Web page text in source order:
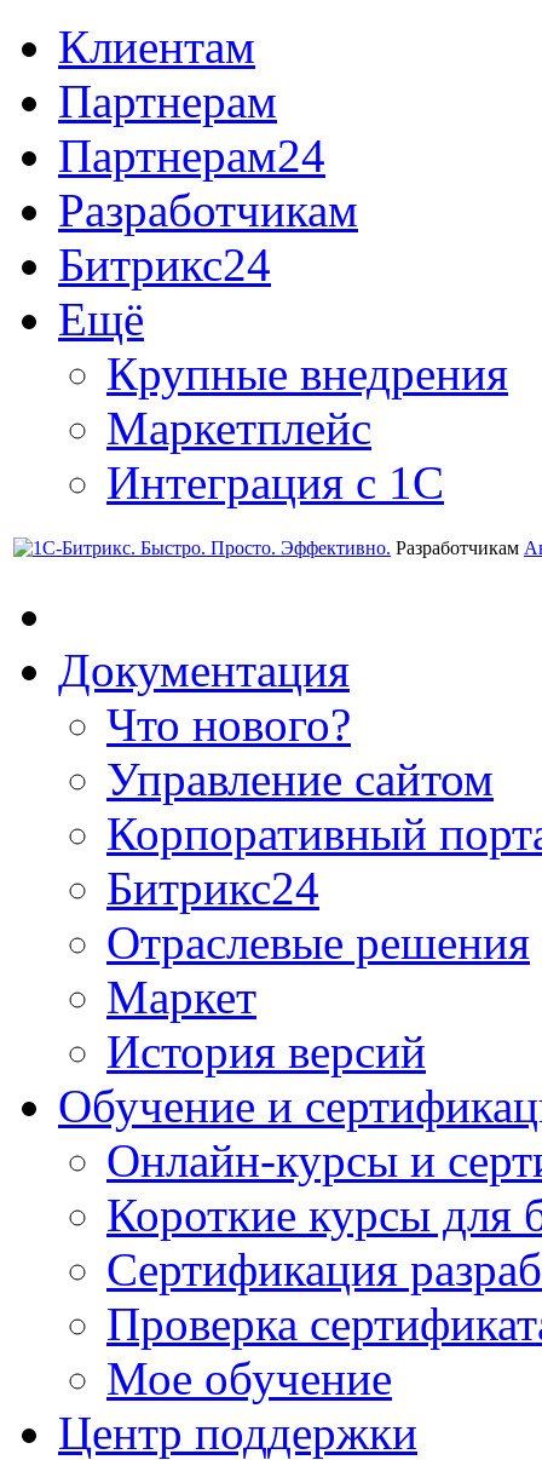
Клиентам
Партнерам
Партнерам24
Разработчикам
Битрикс24
Ещё
Крупные внедрения
Маркетплейс
Интеграция с 1С
Разработчикам
Документация
Что нового?
Управление сайтом
Корпоративный
Битрикс24
Отраслевые решения
Маркет
История версий
Обучение и
Онлайн-курсы и
Короткие курсы для
Сертификация
Проверка
Мое обучение
Центр поддержки